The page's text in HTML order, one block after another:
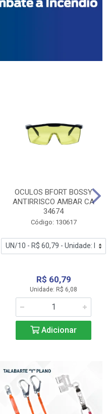
OCULOS BFORT BOSSY
ANTIRRISCO AMBAR CA
34674
Código: 130617
R$ 60,79
Unidade: R$ 6,08
Adicionar